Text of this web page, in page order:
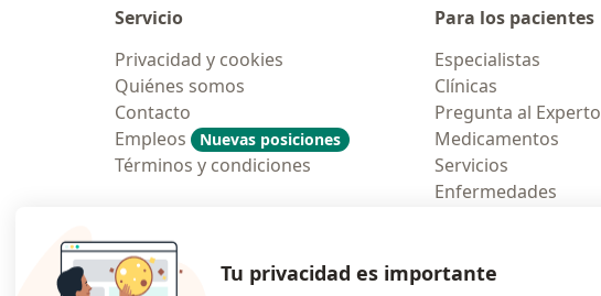
Servicio
Privacidad y cookies
Quiénes somos
Contacto
Empleos
Nuevas posiciones
Términos y condiciones
Para los pacientes
Especialistas
Clínicas
Pregunta al Experto
Medicamentos
Servicios
Enfermedades
Tu privacidad es importante